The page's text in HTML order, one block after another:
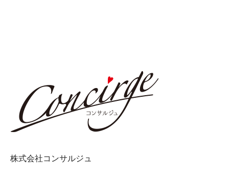
株式会社コンサルジュ